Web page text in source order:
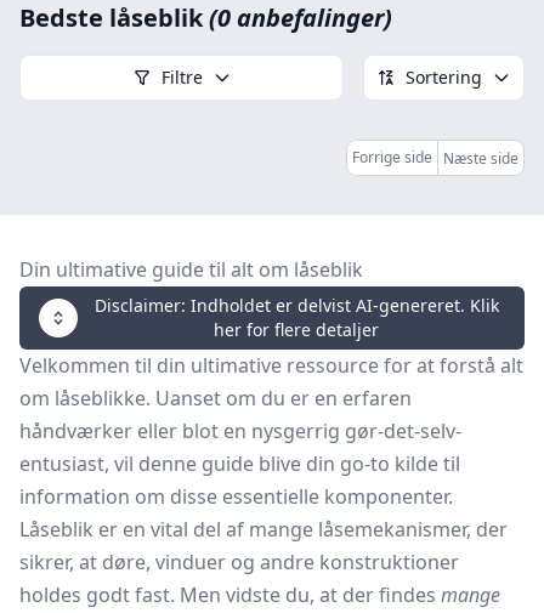
Bedste låseblik(0 anbefalinger)
Filtre Sortering
Forrige side Næste side
Din ultimative guide til alt om låseblik
Disclaimer: Indholdet er delvist AI-genereret. Klik
her for flere detaljer
Velkommen til din ultimative ressource for at forstå alt
om låseblikke. Uanset om du er en erfaren
håndværker eller blot en nysgerrig gør-det-selv-
entusiast, vil denne guide blive din go-to kilde til
information om disse essentielle komponenter.
Låseblik er en vital del af mange låsemekanismer, der
sikrer, at døre, vinduer og andre konstruktioner
holdes godt fast. Men vidste du, at der findes mange